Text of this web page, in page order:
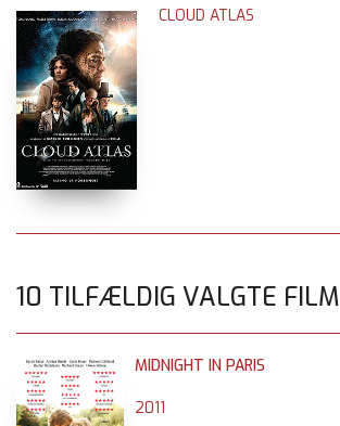
CLOUD ATLAS
10 TILFÆLDIG VALGTE FILM
MIDNIGHT IN PARIS
2011